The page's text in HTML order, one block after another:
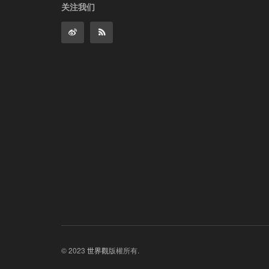
关注我们
© 2023 世界觀版權所有.